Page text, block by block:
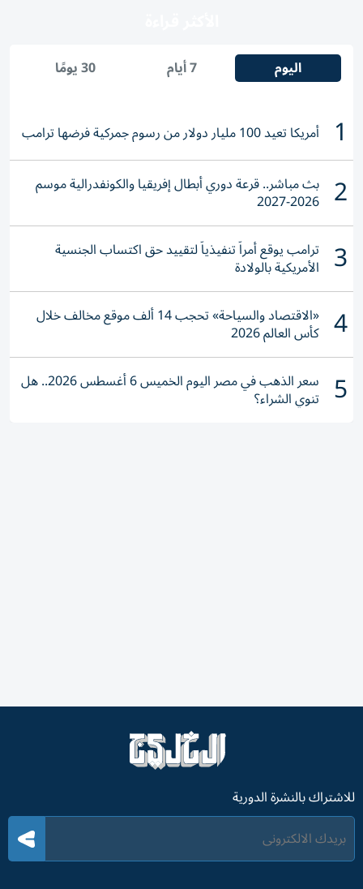
اليوم 7 أيام 30 يومًا
1 أمريكا تعيد 100 مليار دولار من رسوم جمركية فرضها ترامب
2 بث مباشر.. قرعة دوري أبطال إفريقيا والكونفدرالية موسم
2026-2027
3 ترامب يوقع أمراً تنفيذياً لتقييد حق اكتساب الجنسية
الأمريكية بالولادة
4 «الاقتصاد والسياحة» تحجب 14 ألف موقع مخالف خلال
كأس العالم 2026
5 سعر الذهب في مصر اليوم الخميس 6 أغسطس 2026.. هل
تنوي الشراء؟
للاشتراك بالنشرة الدورية